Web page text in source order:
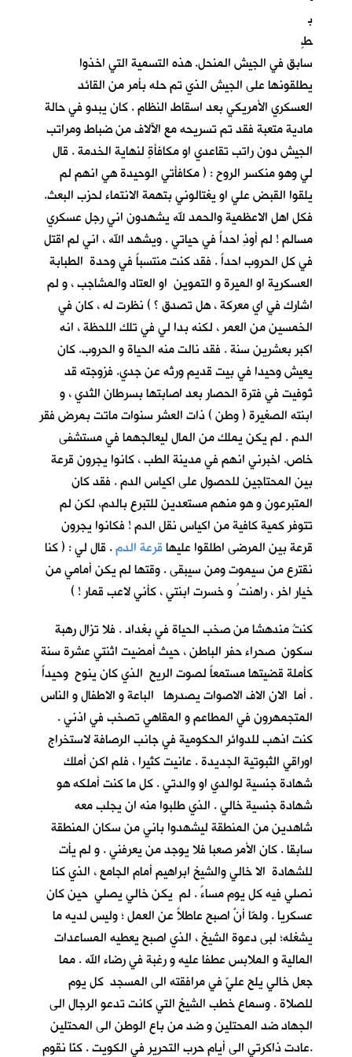
ب
طٍ
سابق في الجيش المنحل. هذه التسمية التي اخذوا
يطلقونها على الجيش الذي تم حله بأمر من القائد
العسكري الأمريكي بعد اسقاط النظام . كان يبدو في حالة
مادية متعبة فقد تم تسريحه مع الآلاف من ضباط ومراتب
الجيش دون راتب تقاعدي او مكافأةٍ لنهاية الخدمة . قال
لي وهو منكسر الروح : ( مكافأتي الوحيدة هي انهم لم
يلقوا القبض علي او يغتالوني بتهمة الانتماء لحزب البعث.
فكل اهل الاعظمية والحمد لله يشهدون اني رجل عسكري
مسالم ! لم أوذِ احداً في حياتي . ويشهد الله ، اني لم اقتل
في كل الحروب احداً . فقد كنت منتسباً في وحدة الطبابة
العسكرية او الميرة و التموين او العتاد والمشاجب ، و لم
اشارك في اي معركة ، هل تصدق ؟ ) نظرت له ، كان في
الخمسين من العمر ، لكنه بدا لي في تلك اللحظة ، انه
اكبر بعشرين سنة . فقد نالت منه الحياة و الحروب. كان
يعيش وحيدا في بيت قديم ورثه عن جدي. فزوجته قد
تُوفيت في فترة الحصار بعد اصابتها بسرطان الثدي ، و
ابنته الصغيرة ( وطن ) ذات العشر سنوات ماتت بمرض فقر
الدم . لم يكن يملك من المال ليعالجهما في مستشفى
خاص. اخبرني انهم في مدينة الطب ، كانوا يجرون قرعة
بين المحتاجين للحصول على اكياس الدم . فقد كان
المتبرعون و هو منهم مستعدين للتبرع بالدم، لكن لم
تتوفر كمية كافية من اكياس نقل الدم ! فكانوا يجرون
قرعة بين المرضى اطلقوا عليهاقرعة الدم. قال لي : ( كنا
نقترع من سيموت ومن سيبقى . وقتها لم يكن أمامي من
خيار اخر ، راهنت ُ و خسرت ابنتي ، كأني لاعب قمار ! )
كنتُ مندهشا من صخب الحياة في بغداد . فلا تزال رهبة
سكون صحراء حفر الباطن ، حيث أمضيت اثنتي عشرة سنة
كأملة قضيتها مستمعاً لصوت الريح الذي كان ينوح وحيداً
. أما الان الاف الاصوات يصدرها الباعة و الاطفال و الناس
المتجمهرون في المطاعم و المقاهي تصخب في اذني .
كنت اذهب للدوائر الحكومية في جانب الرصافة لاستخراج
اوراقي الثبوتية الجديدة . عانيت كثيرا ، فلم اكن أملك
شهادة جنسية لوالدي او والدتي . كل ما كنت أملكه هو
شهادة جنسية خالي . الذي طلبوا منه ان يجلب معه
شاهدين من المنطقة ليشهدوا باني من سكان المنطقة
سابقا . كان الأمر صعبا فلا يوجد من يعرفني . و لم يأت
للشهادة الا خالي والشيخ ابراهيم أمام الجامع ، الذي كنا
نصلي فيه كل يوم مساءً . لم يكن خالي يصلي حين كان
عسكريا . ولمّا أنْ اصبح عاطلاً عن العمل ؛ وليس لديه ما
يشغله؛ لبى دعوة الشيخ ، الذي اصبح يعطيه المساعدات
المالية و الملابس عطفا عليه و رغبة في رضاء الله . مما
جعل خالي يلح عليّ في مرافقته الى المسجد كل يوم
للصلاة . وسماع خطب الشيخ التي كانت تدعو الرجال الى
الجهاد ضد المحتلين و ضد من باع الوطن الى المحتلين
.عادت ذاكرتي الى أيام حرب التحرير في الكويت . كنّا نقوم